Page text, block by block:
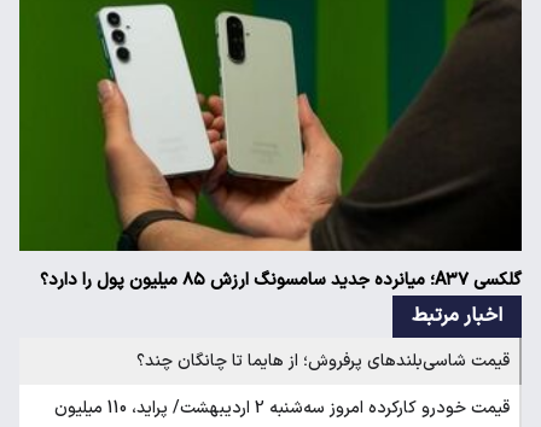
گلکسی A۳۷؛ میانرده جدید سامسونگ ارزش ۸۵ میلیون پول را دارد؟
اخبار مرتبط
قیمت شاسی‌بلندهای پرفروش؛ از هایما تا چانگان چند؟
قیمت خودرو کارکرده امروز سه‌شنبه 2 اردیبهشت/ پراید، 110 میلیون